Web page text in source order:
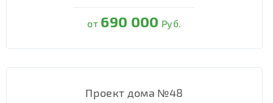
от 690 000 Руб.
Проект дома №48